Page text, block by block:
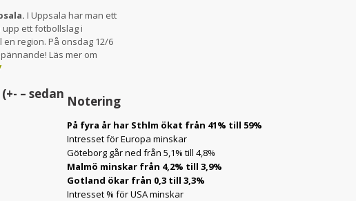
I Uppsala har man ett
ett fotbollslag i
region. På onsdag 12/6
Läs mer om
– sedan Notering
På fyra år har Sthlm ökat från 41% till 59%
Intresset för Europa minskar
Göteborg går ned från 5,1% till 4,8%
Malmö minskar från 4,2% till 3,9%
Gotland ökar från 0,3 till 3,3%
Intresset % för USA minskar